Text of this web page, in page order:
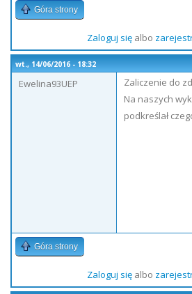
Góra strony
Zaloguj sięalbo
wt., 14/06/2016 - 18:32
Ewelina93UEP
Zaliczenie do
Na naszych
podkreślał
Góra strony
Zaloguj sięalbo